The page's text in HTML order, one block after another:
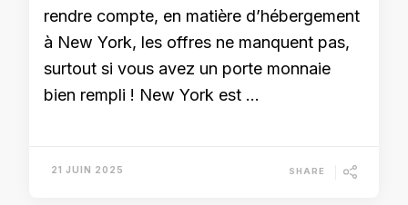
rendre compte, en matière d’hébergement
à New York, les offres ne manquent pas,
surtout si vous avez un porte monnaie
bien rempli ! New York est …
21 JUIN 2025 SHARE